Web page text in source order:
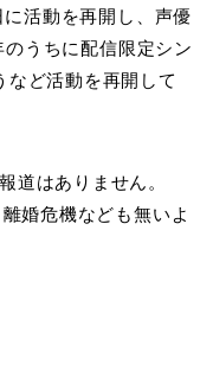
活動を再開し、声優
うちに配信限定シン
など活動を再開して
道はありません。
婚危機なども無いよ